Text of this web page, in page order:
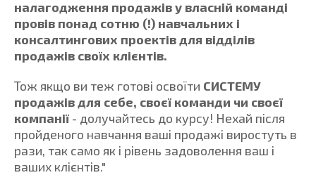
налагодження продажів у власній команді
провів понад сотню (!) навчальних і
консалтингових проектів для відділів
продажів своїх клієнтів.
Тож якщо ви теж готові освоїти СИСТЕМУ
продажів для себе, своєї команди чи своєї
компанії - долучайтесь до курсу! Нехай після
пройденого навчання ваші продажі виростуть в
рази, так само як і рівень задоволення ваш і
ваших клієнтів."